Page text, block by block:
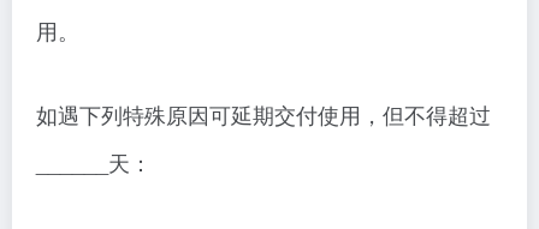
用。
如遇下列特殊原因可延期交付使用，但不得超过
______天：